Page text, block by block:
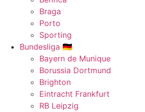
Braga
Porto
Sporting
Bundesliga 🇩🇪
Bayern de Munique
Borussia Dortmund
Brighton
Eintracht Frankfurt
RB Leipzig